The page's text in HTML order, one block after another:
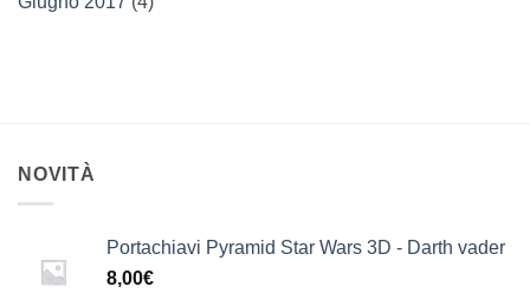
NOVITÀ
Portachiavi Pyramid Star Wars 3D - Darth vader
8,00€